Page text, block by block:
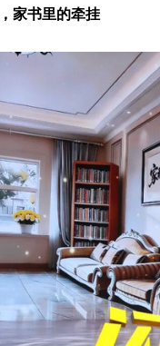
家书里的牵挂